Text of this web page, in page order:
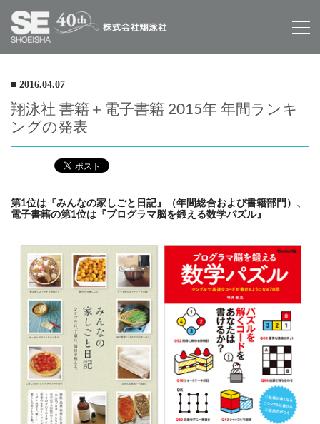
■ 2016.04.07
翔泳社 書籍＋電子書籍 2015年 年間ランキ
ングの発表
第1位は『みんなの家しごと日記』（年間総合および書籍部門）、
電子書籍の第1位は『プログラマ脳を鍛える数学パズル』